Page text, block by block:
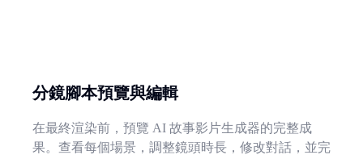
分鏡腳本預覽與編輯
在最終渲染前，預覽 AI 故事影片生成器的完整成
果。查看每個場景，調整鏡頭時長，修改對話，並完